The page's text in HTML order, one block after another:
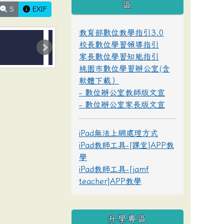
S EXIF
區
教育部數位教學指引3.0
校長數位學習領導指引
家長數位學習知能指引
桃園市數位學習辦公室(含
軟體下載）
- 數位辦公室教師版文宣
- 數位辦公室家長版文宣
iPad無法上網處理方式
iPad教師工具-[課堂]APP教
學
iPad教師工具-[jamf
teacher]APP教學
升學專區